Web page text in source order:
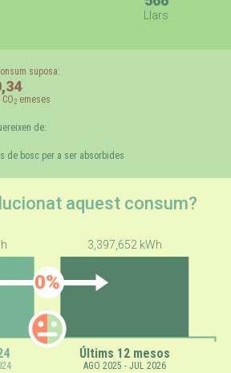
Llars
suposa:
2emeses
de:
de bosc per a ser absorbides
aquest consum?
Últims 12 mesos
AGO 2025 - JUL 2026
3,397,652 kWh
0%